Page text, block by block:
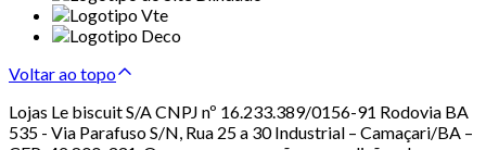
Voltar ao topo
Lojas Le biscuit S/A CNPJ nº 16.233.389/0156-91 Rodovia BA
535 - Via Parafuso S/N, Rua 25 a 30 Industrial – Camaçari/BA –